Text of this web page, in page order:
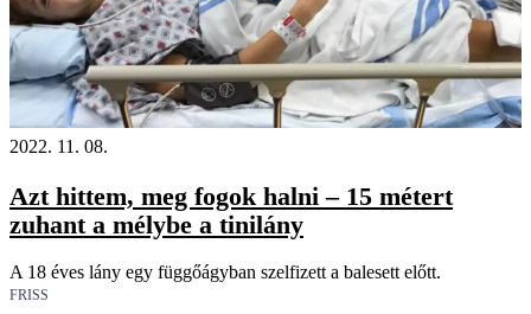
2022. 11. 08.
Azt hittem, meg fogok halni – 15 métert
zuhant a mélybe a tinilány
A 18 éves lány egy függőágyban szelfizett a balesett előtt.
FRISS